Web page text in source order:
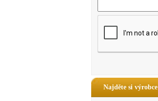
Najděte si výrobce